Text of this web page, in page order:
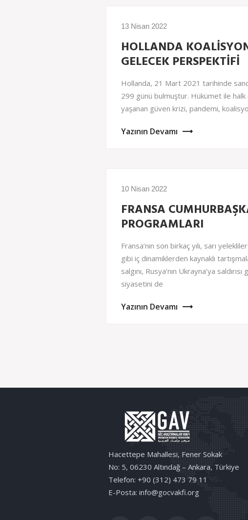
13 Nisan 2022
HOLLANDA
GELECEK PERSPEKTİFİ
Hollanda, 21 Mart 2021 tarihinde
299 günü bulmuştur. Hükümet ile halk
yaşanan güven krizi, pandemi,
Yazının Devamı
10 Nisan 2022
FRANSA
PROGRAMLARI
Fransa’nın son birkaç yılı, sarı
gibi iç dinamiklerden kaynaklı
salgını, Rusya’nın Ukrayna’ya
siyasetini de
Yazının Devamı
Hacettepe Mahallesi, Fener Sokak
No: 5, 06230 Altındağ – Ankara, Türkiye
Telefon: +90 (312) 473 79 11
E-Posta: info@gocvakfi.org